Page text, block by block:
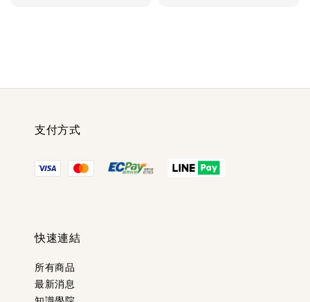
支付方式
快速連結
所有商品
最新消息